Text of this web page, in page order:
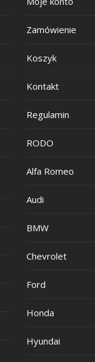
Zamówienie
Koszyk
Kontakt
Regulamin
RODO
Alfa Romeo
Audi
BMW
Chevrolet
Ford
Honda
Hyundai